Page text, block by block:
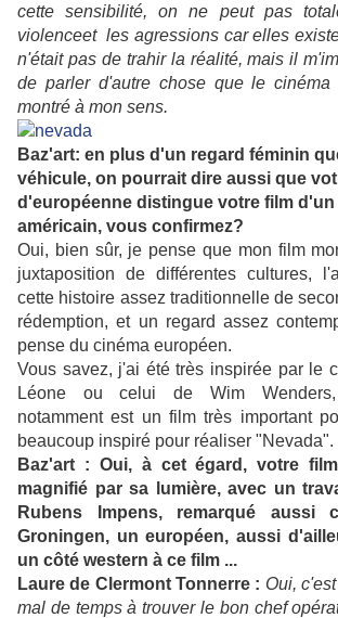
cette sensibilité, on ne peut pas
violenceet les agressions car elles
n'était pas de trahir la réalité, mais il
de parler d'autre chose que le cinéma
montré à mon sens.
Baz'art: en plus d'un regard féminin
véhicule, on pourrait dire aussi que
d'européenne distingue votre film
américain, vous confirmez?
Oui, bien sûr, je pense que mon film
juxtaposition de différentes cultures,
cette histoire assez traditionnelle de
rédemption, et un regard assez
pense du cinéma européen.
Vous savez, j'ai été très inspirée par le
Léone ou celui de Wim
notamment est un film très important
beaucoup inspiré pour réaliser "Nevada".
Baz'art : Oui, à cet égard, votre
magnifié par sa lumière, avec un
Rubens Impens, remarqué aussi
Groningen, un européen, aussi
un côté western à ce film ...
Laure de Clermont Tonnerre : Oui,
mal de temps à trouver le bon chef